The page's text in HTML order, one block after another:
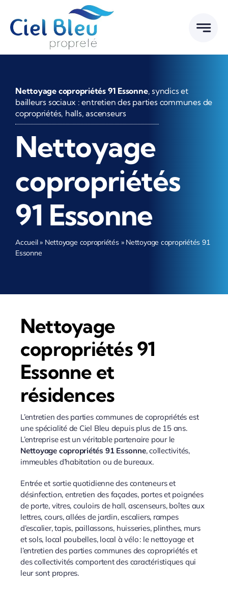
contenu
Nettoyage copropriétés 91 Essonne, syndics et
bailleurs sociaux : entretien des parties communes de
copropriétés, halls, ascenseurs
Nettoyage
copropriétés
91 Essonne
Accueil» Nettoyage copropriétés» Nettoyage copropriétés 91
Essonne
Nettoyage
copropriétés 91
Essonne et
résidences
L’entretien des parties communes de copropriétés est
une spécialité de Ciel Bleu depuis plus de 15 ans.
L’entreprise est un véritable partenaire pour le
Nettoyage copropriétés 91 Essonne, collectivités,
immeubles d’habitation ou de bureaux.
Entrée et sortie quotidienne des conteneurs et
désinfection, entretien des façades, portes et poignées
de porte, vitres, couloirs de hall, ascenseurs, boîtes aux
lettres, cours, allées de jardin, escaliers, rampes
d’escalier, tapis, paillassons, huisseries, plinthes, murs
et sols, local poubelles, local à vélo : le nettoyage et
l’entretien des parties communes des copropriétés et
des collectivités comportent des caractéristiques qui
leur sont propres.